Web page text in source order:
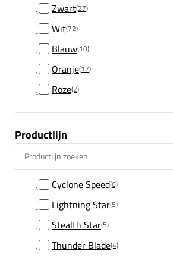
Zwart(27)
Wit(72)
Blauw(10)
Oranje(17)
Roze(2)
Productlijn
Productlijn zoeken
Cyclone Speed(6)
Lightning Star(5)
Stealth Star(5)
Thunder Blade(4)